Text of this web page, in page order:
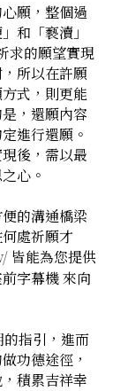
願，整個過
和「褻瀆」
求的願望實現
所以在許願
式，則更能
，還願內容
進行還願。
後，需以最
心。
的溝通橋梁
處祈願才
皆能為您提供
字幕機 來向
指引，進而
功德途徑，
積累吉祥幸